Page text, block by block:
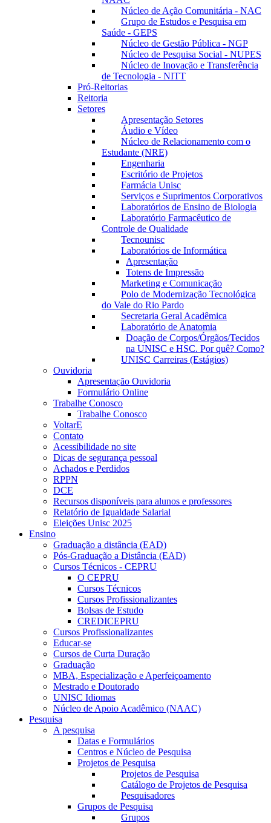
Núcleo de Ação Comunitária - NAC
Grupo de Estudos e Pesquisa em
Saúde - GEPS
Núcleo de Gestão Pública - NGP
Núcleo de Pesquisa Social - NUPES
Núcleo de Inovação e Transferência
de Tecnologia - NITT
Pró-Reitorias
Reitoria
Setores
Apresentação Setores
Áudio e Vídeo
Núcleo de Relacionamento com o
Estudante (NRE)
Engenharia
Escritório de Projetos
Farmácia Unisc
Serviços e Suprimentos Corporativos
Laboratórios de Ensino de Biologia
Laboratório Farmacêutico de
Controle de Qualidade
Tecnounisc
Laboratórios de Informática
Apresentação
Totens de Impressão
Marketing e Comunicação
Polo de Modernização Tecnológica
do Vale do Rio Pardo
Secretaria Geral Acadêmica
Laboratório de Anatomia
Doação de Corpos/Órgãos/Tecidos
na UNISC e HSC. Por quê? Como?
UNISC Carreiras (Estágios)
Ouvidoria
Apresentação Ouvidoria
Formulário Online
Trabalhe Conosco
Trabalhe Conosco
VoltarE
Contato
Acessibilidade no site
Dicas de segurança pessoal
Achados e Perdidos
RPPN
DCE
Recursos disponíveis para alunos e professores
Relatório de Igualdade Salarial
Eleições Unisc 2025
Ensino
Graduação a distância (EAD)
Pós-Graduação a Distância (EAD)
Cursos Técnicos - CEPRU
O CEPRU
Cursos Técnicos
Cursos Profissionalizantes
Bolsas de Estudo
CREDICEPRU
Cursos Profissionalizantes
Educar-se
Cursos de Curta Duração
Graduação
MBA, Especialização e Aperfeiçoamento
Mestrado e Doutorado
UNISC Idiomas
Núcleo de Apoio Acadêmico (NAAC)
Pesquisa
A pesquisa
Datas e Formulários
Centros e Núcleo de Pesquisa
Projetos de Pesquisa
Projetos de Pesquisa
Catálogo de Projetos de Pesquisa
Pesquisadores
Grupos de Pesquisa
Grupos